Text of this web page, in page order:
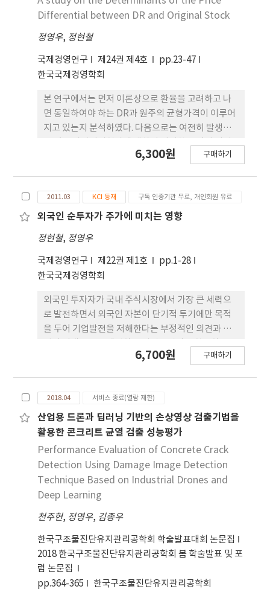
salts of KCl-CaCl2.
로 여기 될 수 있어서 녹색이나 황색 형광체와 함께 사
Differential between DR and Original Stock
정영우, 정현철
국제경영연구 제24권 제4호
pp.23-47
한국국제경영학회
본 연구에서는 먼저 이론상으로 환율을 고려하고 나
면 동일하여야 하는 DR과 원주의 균형가격이 이루어
지고 있는지 분석하였다. 다음으로는 여전히 발생하
한 괴리현상을 설명할 수 있는지를 찾아보았다. 마지
했는지를 알아보았다. 분석결과 먼저 DR과 원주 가격
사이에 차이가 존재하며, 특히 DR가격이 환율을 고
발견하였다. 또한 이러한 가격괴리현상은 시간이 경
과함에 따라 변하는 것으로 나타났다. DR과 원주의
가격에 차이를 발생시키는 요인에 대해서 살펴본 결
의한 양(+)의 영향을, KOSPI지수 수익률과 MSCI지
수 수익률은 DR할증에 각각 음(-)과 양(+)의 영향을
미치는 것으로 나타났다. 기업규모가 DR할증에 미치
는 영향력은 ADR과 GDR에서 각각 음(-)과 양(+)으
로 서로 상반된 유의한 결과가 도출되었으며 ADR과
것으로 나타나고 있다. 배당의 경우는 DR할증에 양
(+)의 영향을, DR의 변동성은 DR 할증에 음(-)의 영
향을 그리고 ADR시장에 국한해서는 거래량이 많을
수록 DR할증에 음(-)의 영향을 미치는 것으로 나타났
다. 반면, 정보비대칭에 기인한 것인지를 파악하기 위
하여 활용된 외국인 보유지분율만이 유일하게 통계상
비유의하게 나타났다. 본 연구를 통하여 동일 재화에
며, 그러한 이유로 시장별 투자자심리와 거래장소에
따른 차이, 유동성과 거래비용 등에 따른 차이, 서로
상이한 위험에 대한 인식과 태도, 그리고 정보비대칭
에 기인한 가격차이가 나타났음을 확인하였으며, 또
한 그 차이는 시간이 경과함에 따라 변한다는 것을 발
견하였다.
6,300원 구매하기
2011.03 KCI 등재 구독 인증기관 무료, 개인회원 유료
외국인 순투자가 주가에 미치는 영향
정현철, 정영우
국제경영연구 제22권 제1호
pp.1-28
한국국제경영학회
외국인 투자자가 국내 주식시장에서 가장 큰 세력으
로 발전하면서 외국인 자본이 단기적 투기에만 목적
을 두어 기업발전을 저해한다는 부정적인 의견과 기
한국기업의 체질개선에 효과적이라는 긍정적인 주장
의 특성에 따라서는 그 영향력이 어떻게 달라지는지
를 확인한다. 이러한 연구를 진행하는데 있어서 독립
변수로 외국인 순투자를 사용하여 실질적인 투자효과
를 밝히는 데 초점을 두었다. 또한 국내투자자들보다
상대적으로 정보적인 측면에서 열세에 놓인 외국인들
은 그러한 문제를 해결하기위해 기업의 규모가 크고
유동성이 큰 기업을 선호한다(Chuhan, 1994)는 점
에 착안하여 기업규모와 주식거래규모에 따라서는 외
국인 순투자의 효과가 어떻게 달라지는지를 확인하였
미친다는 결론이 도출되었고 기업규모가 커질수록 외
국인순투자의 효과는 점점 커지는 것으로 나타났다.
반면, 주식거래규모는 외국인순투자 효과에 영향을
미치지 못한다는 결론을 도출하였다. 본 연구에서는
6,700원 구매하기
2018.04 서비스 종료(열람 제한)
산업용 드론과 딥러닝 기반의 손상영상 검출기법을
활용한 콘크리트 균열 검출 성능평가
Performance Evaluation of Concrete Crack
Detection Using Damage Image Detection
Technique Based on Industrial Drones and
Deep Learning
천주현, 정영우, 김종우
한국구조물진단유지관리공학회 학술발표대회 논문집
2018 한국구조물진단유지관리공학회 봄 학술발표 및 포
럼 논문집
pp.364-365
한국구조물진단유지관리공학회